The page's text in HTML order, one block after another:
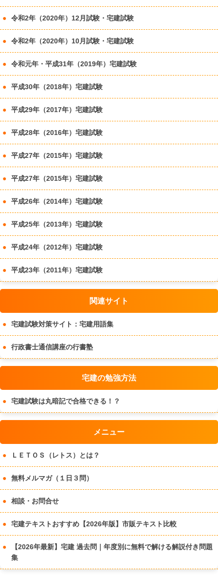
令和2年（2020年）12月試験・宅建試験
令和2年（2020年）10月試験・宅建試験
令和元年・平成31年（2019年）宅建試験
平成30年（2018年）宅建試験
平成29年（2017年）宅建試験
平成28年（2016年）宅建試験
平成27年（2015年）宅建試験
平成27年（2015年）宅建試験
平成26年（2014年）宅建試験
平成25年（2013年）宅建試験
平成24年（2012年）宅建試験
平成23年（2011年）宅建試験
関連サイト
宅建試験対策サイト：宅建用語集
行政書士通信講座の行書塾
宅建の勉強方法
宅建試験は丸暗記で合格できる！？
メニュー
ＬＥＴＯＳ（レトス）とは？
無料メルマガ（１日３問）
相談・お問合せ
宅建テキストおすすめ【2026年版】市販テキスト比較
【2026年最新】宅建 過去問｜年度別に無料で解ける解説付き問題
集